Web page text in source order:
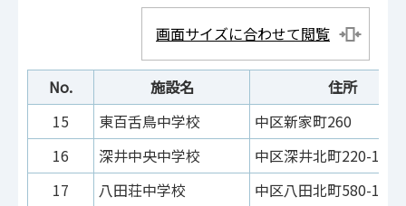
画面サイズに合わせて閲覧
No. 施設名
住所
15
東百舌鳥中学校
中区新家町260
16
深井中央中学校
中区深井北町220-1
17
八田荘中学校
中区八田北町580-11